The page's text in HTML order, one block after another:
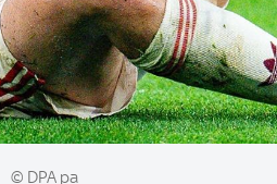
© DPA pa